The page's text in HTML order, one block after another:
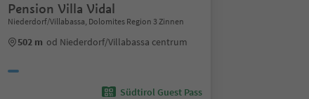
Pension Villa Vidal
Niederdorf/Villabassa, Dolomites Region 3 Zinnen
502 m od Niederdorf/Villabassa centrum
Südtirol Guest Pass